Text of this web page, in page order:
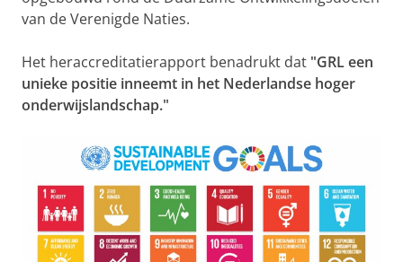
van de Verenigde Naties.
Het heraccreditatierapport benadrukt dat "GRL een
unieke positie inneemt in het Nederlandse hoger
onderwijslandschap."